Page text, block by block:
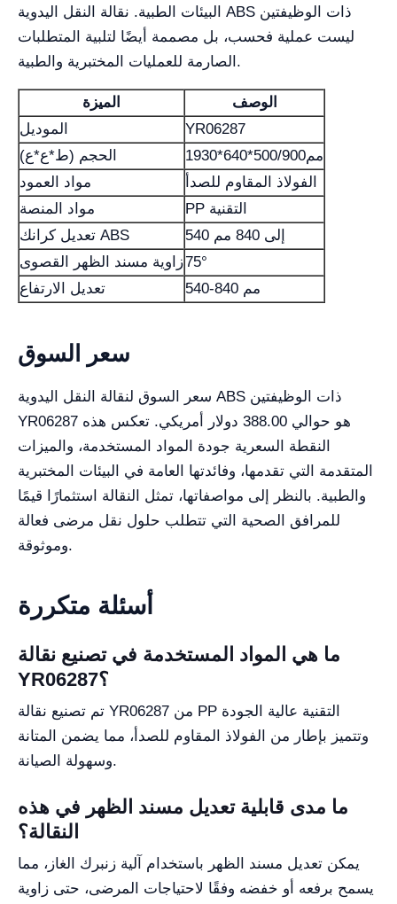
البيئات الطبية. نقالة النقل اليدوية ABS ذات الوظيفتين
ليست عملية فحسب، بل مصممة أيضًا لتلبية المتطلبات
الصارمة للعمليات المختبرية والطبية.
الميزة
الوصف
الموديل
YR06287
الحجم (ط*ع*ع)
1930*640*500/900مم
مواد العمود
الفولاذ المقاوم للصدأ
مواد المنصة
PP التقنية
تعديل كرانك ABS
540 إلى 840 مم
زاوية مسند الظهر القصوى75°
تعديل الارتفاع
540-840 مم
سعر السوق
سعر السوق لنقالة النقل اليدوية ABS ذات الوظيفتين
YR06287 هو حوالي 388.00 دولار أمريكي. تعكس هذه
النقطة السعرية جودة المواد المستخدمة، والميزات
المتقدمة التي تقدمها، وفائدتها العامة في البيئات المختبرية
والطبية. بالنظر إلى مواصفاتها، تمثل النقالة استثمارًا قيمًا
للمرافق الصحية التي تتطلب حلول نقل مرضى فعالة
وموثوقة.
أسئلة متكررة
ما هي المواد المستخدمة في تصنيع نقالة
YR06287؟
تم تصنيع نقالة YR06287 من PP التقنية عالية الجودة
وتتميز بإطار من الفولاذ المقاوم للصدأ، مما يضمن المتانة
وسهولة الصيانة.
ما مدى قابلية تعديل مسند الظهر في هذه
النقالة؟
يمكن تعديل مسند الظهر باستخدام آلية زنبرك الغاز، مما
يسمح برفعه أو خفضه وفقًا لاحتياجات المرضى، حتى زاوية